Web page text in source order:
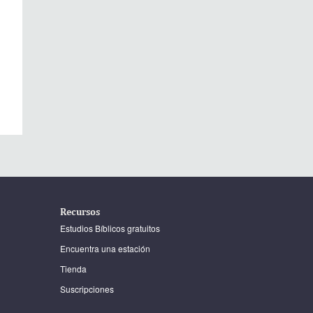
Recursos
Estudios Bíblicos gratuitos
Encuentra una estación
Tienda
Suscripciones